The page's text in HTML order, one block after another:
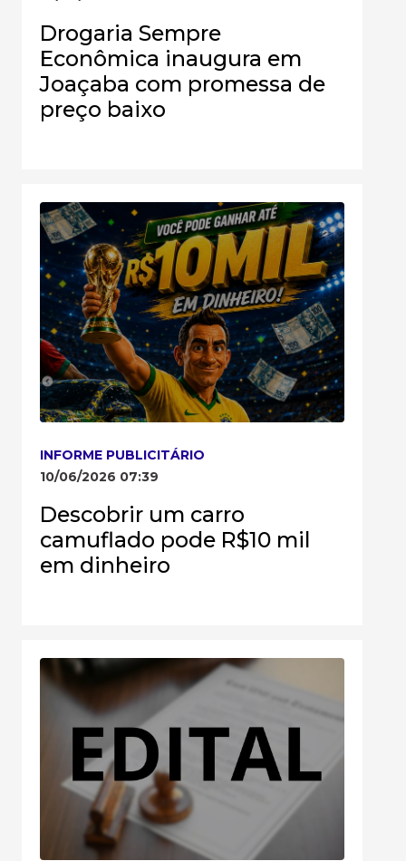
Drogaria Sempre
Econômica inaugura em
Joaçaba com promessa de
preço baixo
INFORME PUBLICITÁRIO
10/06/2026 07:39
Descobrir um carro
camuflado pode R$10 mil
em dinheiro